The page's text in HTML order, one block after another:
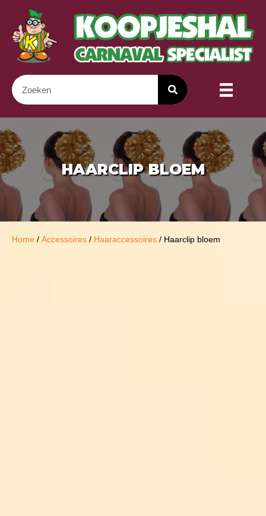
HAARCLIP BLOEM
Home / Accessoires / Haaraccessoires / Haarclip bloem